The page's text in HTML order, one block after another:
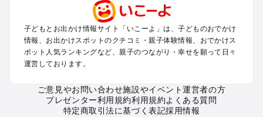
関西のプールおでかけ
中国･四国のプールおでかけ
九州･沖縄のプールおでかけ
定番お出かけスポット
子どもとお出かけ情報サイト「いこーよ」は、子どものおでかけ
情報、お出かけスポットのクチコミ・親子体験情報、おでかけス
ポット人気ランキングなど、親子のつながり・幸せを願って日々
運営しております。
ご意見やお問い合わせ施設やイベント運営者の方
プレゼンター利用規約利用規約よくある質問
特定商取引法に基づく表記採用情報